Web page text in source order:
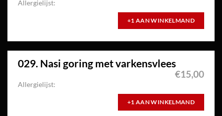
Allergielijst:
+1 AAN WINKELMAND
029. Nasi goring met varkensvlees
€15,00
Allergielijst:
+1 AAN WINKELMAND